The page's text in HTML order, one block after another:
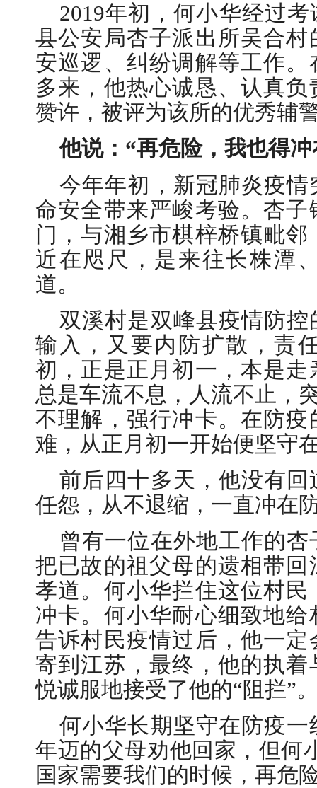
2019年初，何小华经过
县公安局杏子派出所吴合
安巡逻、纠纷调解等工作
多来，他热心诚恳、认真
赞许，被评为该所的优秀辅
他说：“再危险，我也得
今年年初，新冠肺炎疫
命安全带来严峻考验。杏
门，与湘乡市棋梓桥镇毗
近在咫尺，是来往长株潭
道。
双溪村是双峰县疫情防
输入，又要内防扩散，责
初，正是正月初一，本是
总是车流不息，人流不止，
不理解，强行冲卡。在防
难，从正月初一开始便坚守
前后四十多天，他没有
任怨，从不退缩，一直冲在
曾有一位在外地工作的
把已故的祖父母的遗相带
孝道。何小华拦住这位村
冲卡。何小华耐心细致地
告诉村民疫情过后，他一
寄到江苏，最终，他的执
悦诚服地接受了他的“阻拦”
何小华长期坚守在防疫
年迈的父母劝他回家，但何
国家需要我们的时候，再危